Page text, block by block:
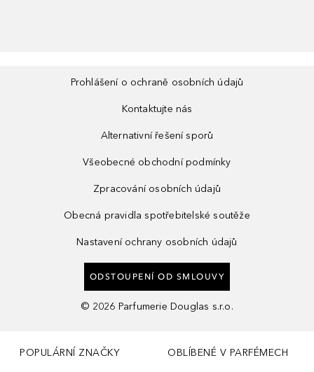
Prohlášení o ochraně osobních údajů
Kontaktujte nás
Alternativní řešení sporů
Všeobecné obchodní podmínky
Zpracování osobních údajů
Obecná pravidla spotřebitelské soutěže
Nastavení ochrany osobních údajů
ODSTOUPENÍ OD SMLOUVY
© 2026 Parfumerie Douglas s.r.o.
POPULÁRNÍ ZNAČKY OBLÍBENÉ V PARFÉMECH